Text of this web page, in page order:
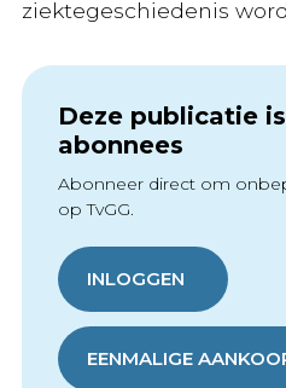
ziektegeschiedenis
Deze publicatie
abonnees
Abonneer direct om
op TvGG.
INLOGGEN
EENMALIGE